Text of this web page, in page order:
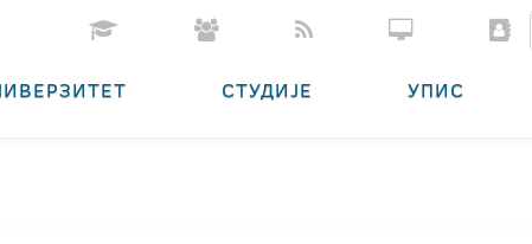
СТУДИЈЕ УПИС